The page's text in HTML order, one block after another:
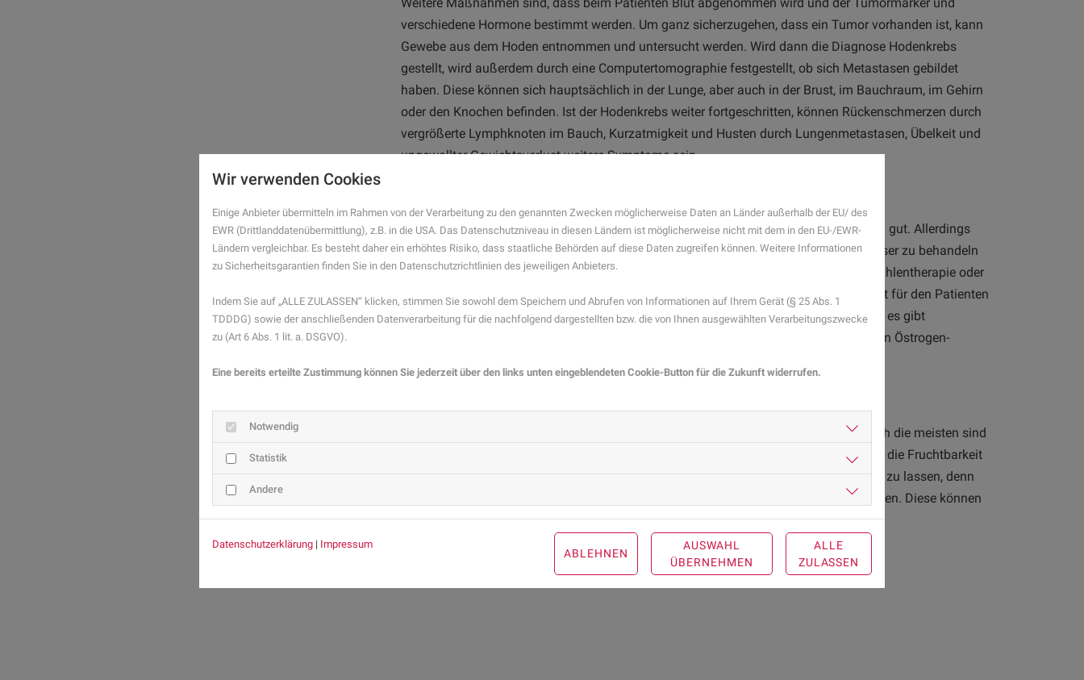
verschiedene Hormone bestimmt werden. Um ganz sicherzugehen, dass ein Tumor vorhanden ist, kann
Gewebe aus dem Hoden entnommen und untersucht werden. Wird dann die Diagnose Hodenkrebs
gestellt, wird außerdem durch eine Computertomographie festgestellt, ob sich Metastasen gebildet
haben. Diese können sich hauptsächlich in der Lunge, aber auch in der Brust, im Bauchraum, im Gehirn
oder den Knochen befinden. Ist der Hodenkrebs weiter fortgeschritten, können Rückenschmerzen durch
vergrößerte Lymphknoten im Bauch, Kurzatmigkeit und Husten durch Lungenmetastasen, Übelkeit und
ungewollter Gewichtsverlust weitere Symptome sein.
Wird der Hodenkrebs frühzeitig festgestellt, stehen die Heilungschancen der Patienten gut. Allerdings
kommt es auch darauf an, um welche Art Tumor es sich handelt: Seminome sind besser zu behandeln
als Nicht-Seminome. Behandelt wird Hodenkrebs durch eine Operation, auch eine Strahlentherapie oder
eine Chemotherapie sind je nach Stadium und Art des Tumors möglich. Der Arzt findet für den Patienten
die richtige Methode. Ursachen für den Hodenkrebs sind bis heute nicht bekannt, aber es gibt
Risikofaktoren wie den Hodenhochstand, eine Fehlanlage der Harnröhrenmündung, ein Östrogen-
Gedanken machen sich Patienten mit Hodenkrebs häufig über ihre Fruchtbarkeit. Doch die meisten sind
nur von einseitigem Hodenkrebs betroffen. Der andere, gesunde Hoden reicht aus, um die Fruchtbarkeit
zu erhalten. Es ist jedoch angeraten, die Fruchtbarkeit bereits vor der Operation testen zu lassen, denn
ist sie bereits vorher beeinträchtigt, sollte überlegt werden, Spermien einfrieren zu lassen. Diese können
dann für eine künstliche Befruchtung verwendet werden.
Mehr allgemeine Gesundheitsinformationen finden Sie hier.
Wir verwenden Cookies
Einige Anbieter übermitteln im Rahmen von der Verarbeitung zu den genannten Zwecken möglicherweise Daten an Länder außerhalb der EU/ des
EWR (Drittlanddatenübermittlung), z.B. in die USA. Das Datenschutzniveau in diesen Ländern ist möglicherweise nicht mit dem in den EU-/EWR-
Ländern vergleichbar. Es besteht daher ein erhöhtes Risiko, dass staatliche Behörden auf diese Daten zugreifen können. Weitere Informationen
zu Sicherheitsgarantien finden Sie in den Datenschutzrichtlinien des jeweiligen Anbieters.
Indem Sie auf „ALLE ZULASSEN“ klicken, stimmen Sie sowohl dem Speichern und Abrufen von Informationen auf Ihrem Gerät (§ 25 Abs. 1
TDDDG) sowie der anschließenden Datenverarbeitung für die nachfolgend dargestellten bzw. die von Ihnen ausgewählten Verarbeitungszwecke
zu (Art 6 Abs. 1 lit. a. DSGVO).
Eine bereits erteilte Zustimmung können Sie jederzeit über den links unten eingeblendeten Cookie-Button für die Zukunft widerrufen.
Notwendig
Statistik
Andere
Datenschutzerklärung | Impressum
ABLEHNEN
AUSWAHL
ÜBERNEHMEN
ALLE
ZULASSEN